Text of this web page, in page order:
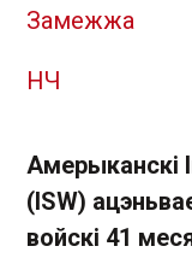
Замежжа
НЧ
Амерыканскі
(ISW)
войскі 41